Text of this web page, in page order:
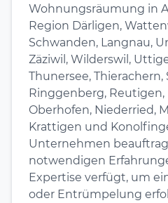
Wohnungsräumung in
Region Därligen,
Schwanden, Langnau,
Zäziwil, Wilderswil,
Thunersee, Thierachern,
Ringgenberg, Reutigen,
Oberhofen, Niederried,
Krattigen und
Unternehmen
notwendigen
Expertise verfügt, um
oder Entrümpelung